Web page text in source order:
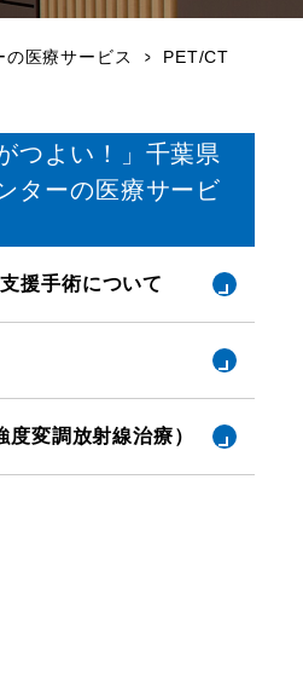
の医療サービス PET/CT
つよい！」千葉県
ターの医療サービ
援手術について
度変調放射線治療）